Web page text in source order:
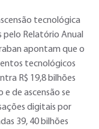
tecnológica
pelo Relatório Anual
apontam que o
tecnológicos
R$ 19,8 bilhões
de ascensão se
digitais por
39, 40 bilhões